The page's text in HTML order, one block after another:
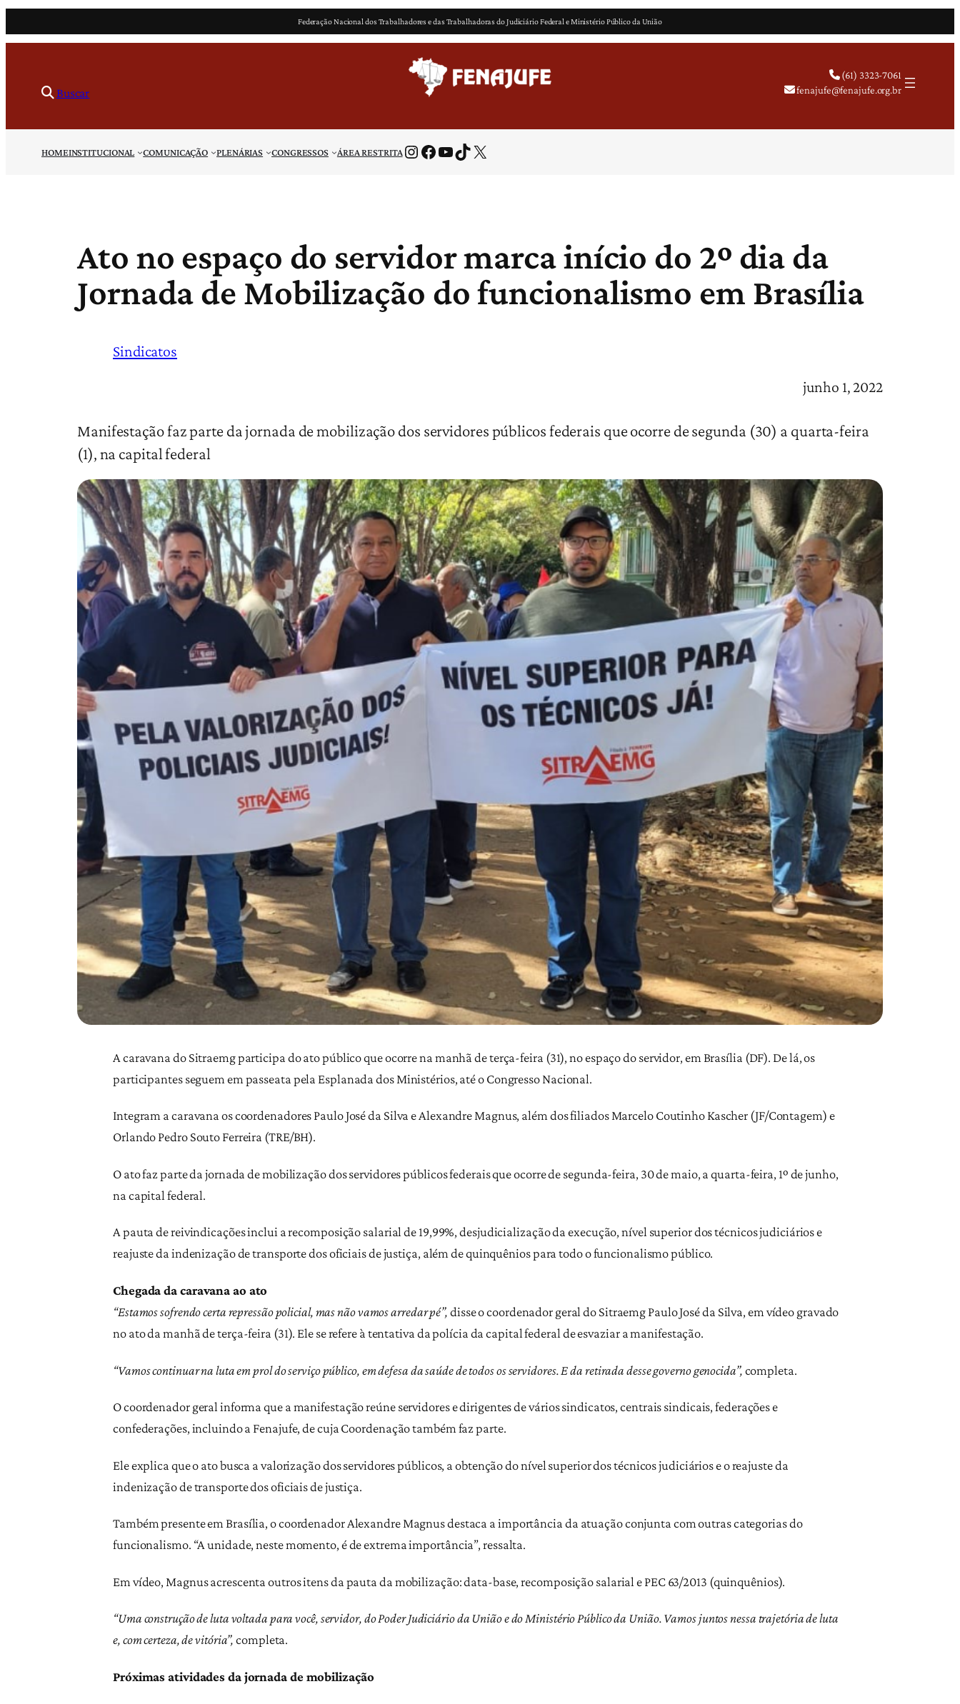
para
conteúdo
Federação Nacional dos Trabalhadores e das Trabalhadoras do Judiciário Federal e Ministério Público da União
Buscar
(61) 3323-7061
fenajufe@fenajufe.org.br
HOMEINSTITUCIONAL COMUNICAÇÃO PLENÁRIAS CONGRESSOS ÁREA RESTRITAInstagram Facebook Youtube TikTok X
Ato no espaço do servidor marca início do 2º dia da
Jornada de Mobilização do funcionalismo em Brasília
Sindicatos
junho 1, 2022
Manifestação faz parte da jornada de mobilização dos servidores públicos federais que ocorre de segunda (30) a quarta-feira
(1), na capital federal
A caravana do Sitraemg participa do ato público que ocorre na manhã de terça-feira (31), no espaço do servidor, em Brasília (DF). De lá, os
participantes seguem em passeata pela Esplanada dos Ministérios, até o Congresso Nacional.
Integram a caravana os coordenadores Paulo José da Silva e Alexandre Magnus, além dos filiados Marcelo Coutinho Kascher (JF/Contagem) e
Orlando Pedro Souto Ferreira (TRE/BH).
O ato faz parte da jornada de mobilização dos servidores públicos federais que ocorre de segunda-feira, 30 de maio, a quarta-feira, 1º de junho,
na capital federal.
A pauta de reivindicações inclui a recomposição salarial de 19,99%, desjudicialização da execução, nível superior dos técnicos judiciários e
reajuste da indenização de transporte dos oficiais de justiça, além de quinquênios para todo o funcionalismo público.
Chegada da caravana ao ato
“Estamos sofrendo certa repressão policial, mas não vamos arredar pé”, disse o coordenador geral do Sitraemg Paulo José da Silva, em vídeo gravado
no ato da manhã de terça-feira (31). Ele se refere à tentativa da polícia da capital federal de esvaziar a manifestação.
“Vamos continuar na luta em prol do serviço público, em defesa da saúde de todos os servidores. E da retirada desse governo genocida”, completa.
O coordenador geral informa que a manifestação reúne servidores e dirigentes de vários sindicatos, centrais sindicais, federações e
confederações, incluindo a Fenajufe, de cuja Coordenação também faz parte.
Ele explica que o ato busca a valorização dos servidores públicos, a obtenção do nível superior dos técnicos judiciários e o reajuste da
indenização de transporte dos oficiais de justiça.
Também presente em Brasília, o coordenador Alexandre Magnus destaca a importância da atuação conjunta com outras categorias do
funcionalismo. “A unidade, neste momento, é de extrema importância”, ressalta.
Em vídeo, Magnus acrescenta outros itens da pauta da mobilização: data-base, recomposição salarial e PEC 63/2013 (quinquênios).
“Uma construção de luta voltada para você, servidor, do Poder Judiciário da União e do Ministério Público da União. Vamos juntos nessa trajetória de luta
e, com certeza, de vitória”,completa.
Próximas atividades da jornada de mobilização